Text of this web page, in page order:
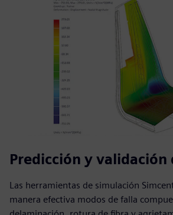
Predicción y validación
Las herramientas de simulación
manera efectiva modos de falla